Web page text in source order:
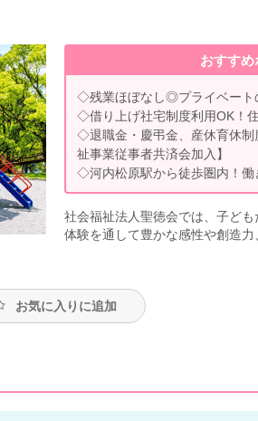
おすすめ
◇残業ほぼなし◎プライベート
◇借り上げ社宅制度利用OK！
◇退職金・慶弔金、産休育休制
祉事業従事者共済会加入】
◇河内松原駅から徒歩圏内！働
社会福祉法人聖徳会では、子ど
体験を通して豊かな感性や創造力
お気に入りに追加